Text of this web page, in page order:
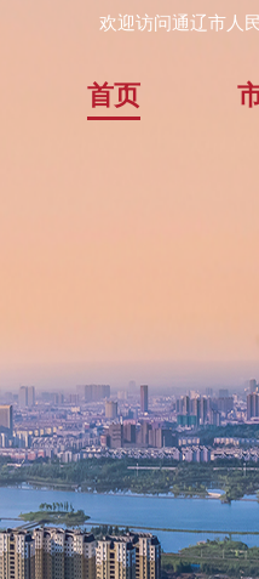
欢迎访问通辽市人
首页